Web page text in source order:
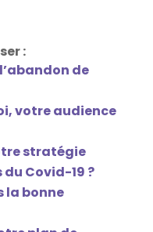
:
de
votre audience
stratégie
Covid-19 ?
la bonne